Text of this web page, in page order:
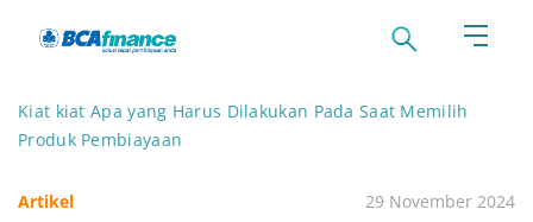
Kiat kiat Apa yang Harus Dilakukan Pada Saat Memilih
Produk Pembiayaan
Artikel 29 November 2024